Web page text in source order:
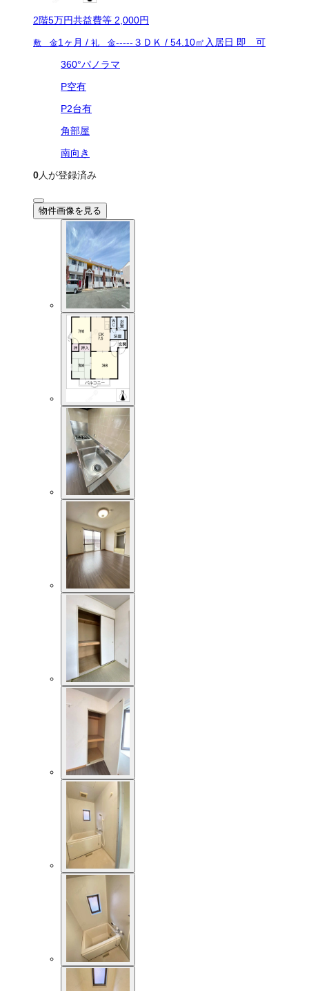
2階5万円共益費等 2,000円
敷 金1ヶ月 / 礼 金----- ３ＤＫ / 54.10㎡ 入居日 即 可
360°パノラマ
P空有
P2台有
角部屋
南向き
0人が登録済み
物件画像を見る